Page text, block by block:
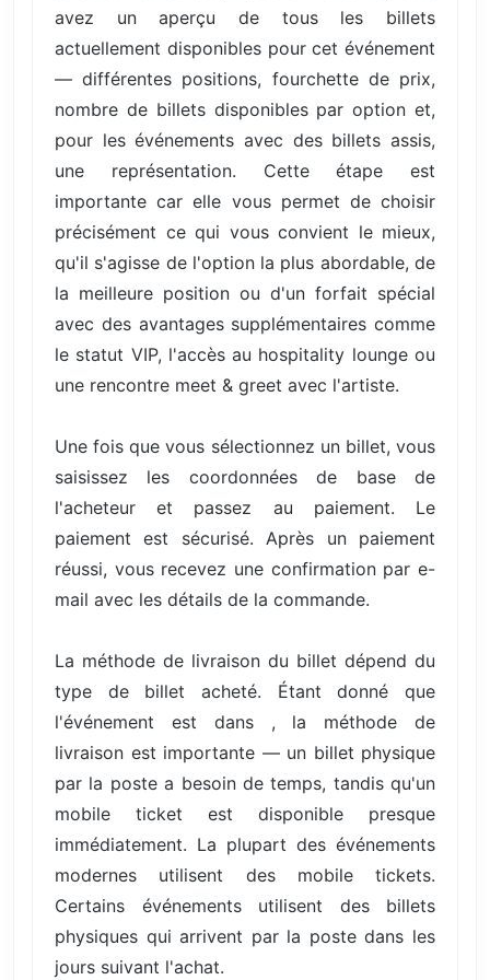
avez un aperçu de tous les billets
actuellement disponibles pour cet événement
— différentes positions, fourchette de prix,
nombre de billets disponibles par option et,
pour les événements avec des billets assis,
une représentation. Cette étape est
importante car elle vous permet de choisir
précisément ce qui vous convient le mieux,
qu'il s'agisse de l'option la plus abordable, de
la meilleure position ou d'un forfait spécial
avec des avantages supplémentaires comme
le statut VIP, l'accès au hospitality lounge ou
une rencontre meet & greet avec l'artiste.
Une fois que vous sélectionnez un billet, vous
saisissez les coordonnées de base de
l'acheteur et passez au paiement. Le
paiement est sécurisé. Après un paiement
réussi, vous recevez une confirmation par e-
mail avec les détails de la commande.
La méthode de livraison du billet dépend du
type de billet acheté. Étant donné que
l'événement est dans , la méthode de
livraison est importante — un billet physique
par la poste a besoin de temps, tandis qu'un
mobile ticket est disponible presque
immédiatement. La plupart des événements
modernes utilisent des mobile tickets.
Certains événements utilisent des billets
physiques qui arrivent par la poste dans les
jours suivant l'achat.